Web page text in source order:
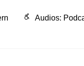
Audios: